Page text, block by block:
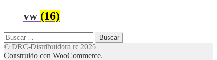
vw (16)
Buscar:
© DRC-Distribuidora rc 2026
Construido con WooCommerce.